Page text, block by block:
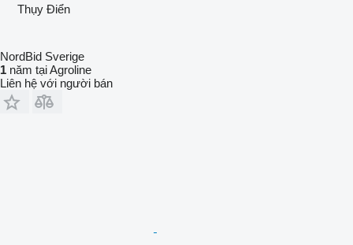
Thụy Điển
NordBid Sverige
1 năm tại Agroline
Liên hệ với người bán